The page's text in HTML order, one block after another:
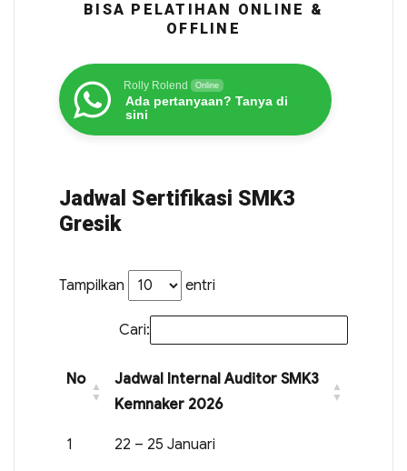
BISA PELATIHAN ONLINE &
OFFLINE
Rolly Rolend Online
Ada pertanyaan? Tanya di
sini
Jadwal Sertifikasi SMK3
Gresik
Tampilkan entri
Cari:
No
Jadwal Internal Auditor SMK3
Kemnaker 2026
1 22 – 25 Januari